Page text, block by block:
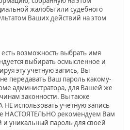
жалобы или судебного
Ваших действий на этом
возможность выбрать имя
выбирать осмысленное и
эту учетную запись, Вы
передавать Ваш пароль какому-
администратора, для Вашей же
законности. Вы также
использовать учетную запись
НАСТОЯТЕЛЬНО рекомендуем Вам
и уникальный пароль для своей